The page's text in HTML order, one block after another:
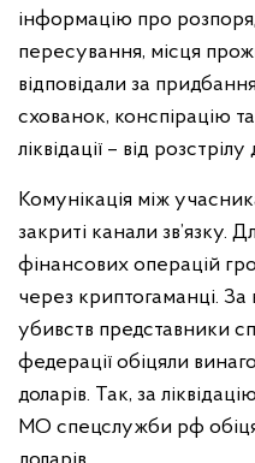
інформацію про
пересування, місця
відповідали за
схованок, конспірацію
ліквідації – від
Комунікація між
закриті канали зв’язку.
фінансових операцій
через криптогаманці.
убивств представники
федерації обіцяли
доларів. Так, за
МО спецслужби рф